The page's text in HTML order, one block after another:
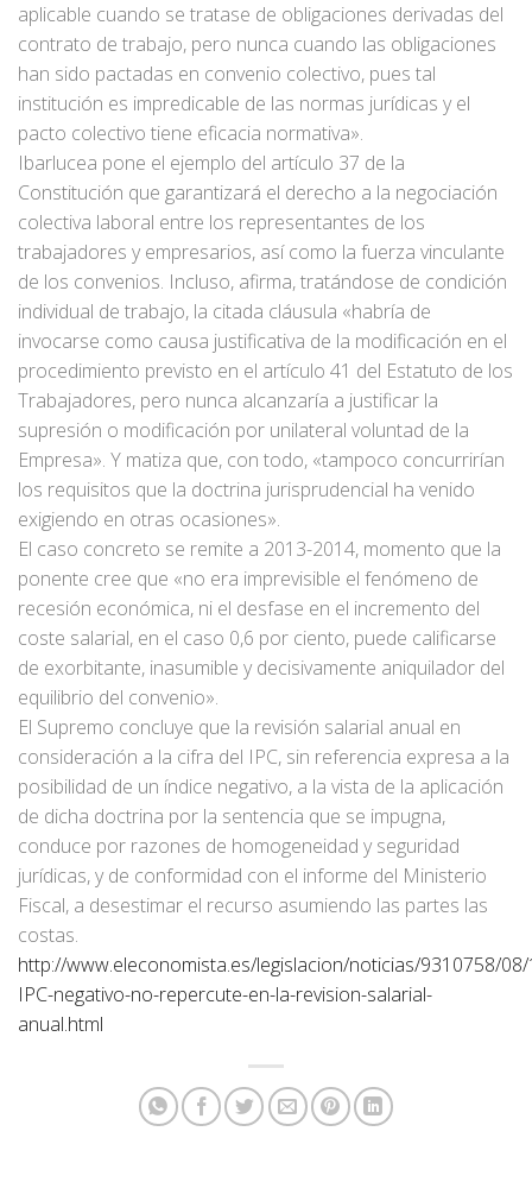
aplicable cuando se tratase de obligaciones derivadas del
contrato de trabajo, pero nunca cuando las obligaciones
han sido pactadas en convenio colectivo, pues tal
institución es impredicable de las normas jurídicas y el
pacto colectivo tiene eficacia normativa».
Ibarlucea pone el ejemplo del artículo 37 de la
Constitución que garantizará el derecho a la negociación
colectiva laboral entre los representantes de los
trabajadores y empresarios, así como la fuerza vinculante
de los convenios. Incluso, afirma, tratándose de condición
individual de trabajo, la citada cláusula «habría de
invocarse como causa justificativa de la modificación en el
procedimiento previsto en el artículo 41 del Estatuto de los
Trabajadores, pero nunca alcanzaría a justificar la
supresión o modificación por unilateral voluntad de la
Empresa». Y matiza que, con todo, «tampoco concurrirían
los requisitos que la doctrina jurisprudencial ha venido
exigiendo en otras ocasiones».
El caso concreto se remite a 2013-2014, momento que la
ponente cree que «no era imprevisible el fenómeno de
recesión económica, ni el desfase en el incremento del
coste salarial, en el caso 0,6 por ciento, puede calificarse
de exorbitante, inasumible y decisivamente aniquilador del
equilibrio del convenio».
El Supremo concluye que la revisión salarial anual en
consideración a la cifra del IPC, sin referencia expresa a la
posibilidad de un índice negativo, a la vista de la aplicación
de dicha doctrina por la sentencia que se impugna,
conduce por razones de homogeneidad y seguridad
jurídicas, y de conformidad con el informe del Ministerio
Fiscal, a desestimar el recurso asumiendo las partes las
costas.
http://www.eleconomista.es/legislacion/noticias/9310758/08/
IPC-negativo-no-repercute-en-la-revision-salarial-
anual.html